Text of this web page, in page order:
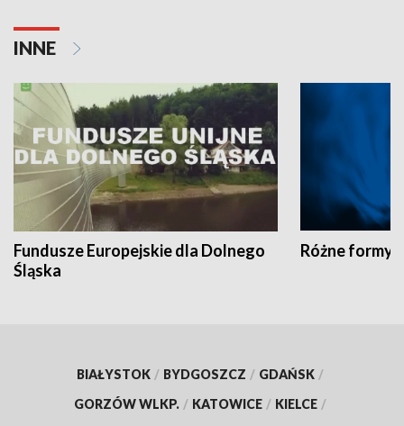
INNE
Fundusze Europejskie dla Dolnego
Śląska
Różne formy
BIAŁYSTOK / BYDGOSZCZ / GDAŃSK /
GORZÓW WLKP. / KATOWICE / KIELCE /